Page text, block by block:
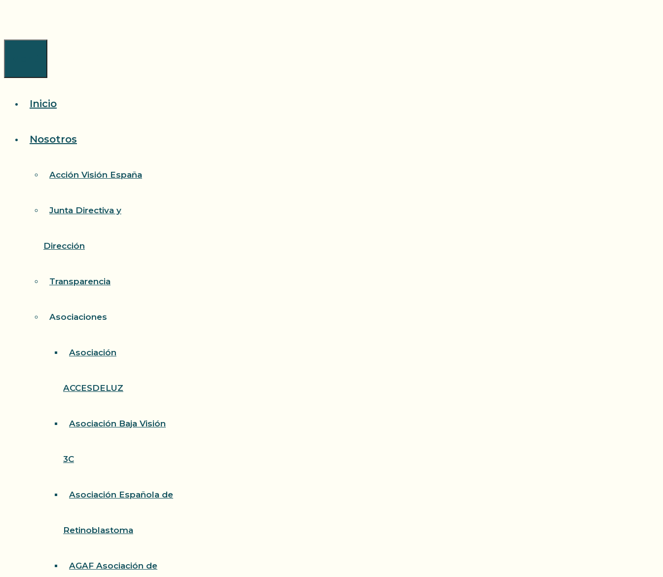
Inicio
Nosotros
Acción Visión España
Junta Directiva y
Dirección
Transparencia
Asociaciones
Asociación
ACCESDELUZ
Asociación Baja Visión
3C
Asociación Española de
Retinoblastoma
AGAF Asociación de